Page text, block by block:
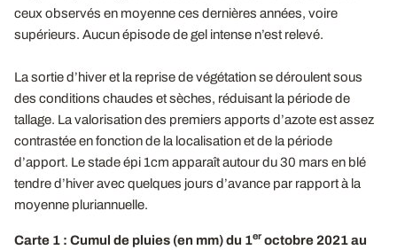
ceux observés en moyenne ces dernières années, voire
supérieurs. Aucun épisode de gel intense n’est relevé.
La sortie d’hiver et la reprise de végétation se déroulent sous
des conditions chaudes et sèches, réduisant la période de
tallage. La valorisation des premiers apports d’azote est assez
contrastée en fonction de la localisation et de la période
d’apport. Le stade épi 1cm apparaît autour du 30 mars en blé
tendre d’hiver avec quelques jours d’avance par rapport à la
moyenne pluriannuelle.
Carte 1 : Cumul de pluies (en mm) du 1er octobre 2021 au